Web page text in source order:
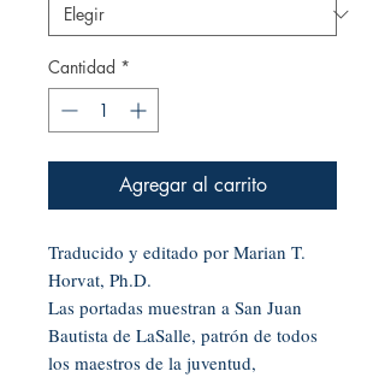
Cantidad *
Agregar al carrito
Traducido y editado por Marian T.
Horvat, Ph.D.
Las portadas muestran a San Juan
Bautista de LaSalle, patrón de todos
los maestros de la juventud,